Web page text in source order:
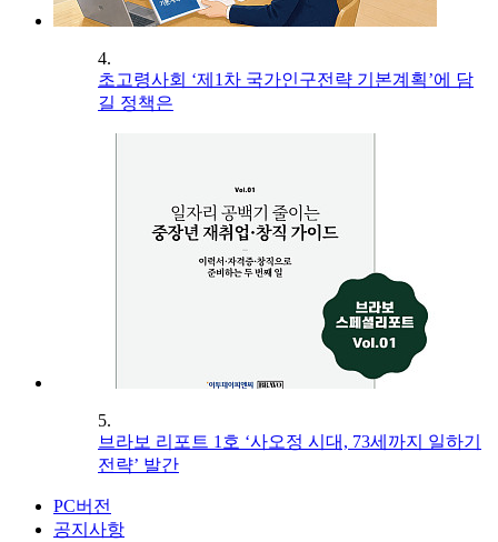
4.
초고령사회 ‘제1차 국가인구전략 기본계획’에 담
길 정책은
5.
브라보 리포트 1호 ‘사오정 시대, 73세까지 일하기
전략’ 발간
PC버전
공지사항